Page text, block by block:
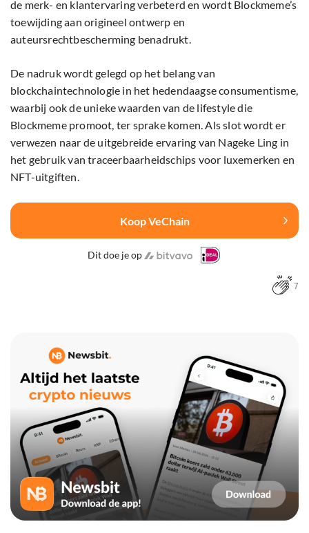
de merk- en klantervaring verbeterd en wordt Blockmeme’s
toewijding aan origineel ontwerp en
auteursrechtbescherming benadrukt.
De nadruk wordt gelegd op het belang van
blockchaintechnologie in het hedendaagse consumentisme,
waarbij ook de unieke waarden van de lifestyle die
Blockmeme promoot, ter sprake komen. Als slot wordt er
verwezen naar de uitgebreide ervaring van Nageke Ling in
het gebruik van traceerbaarheidschips voor luxemerken en
NFT-uitgiften.
Koop VeChain
Dit doe je op
7